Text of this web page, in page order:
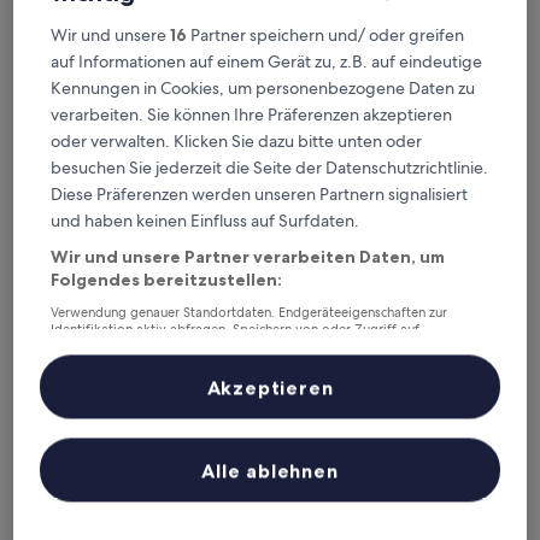
2. Moon Palace Hotel
Moon Palace Hotel
2,7 km von Bahnhof Garbagnate Milanese entfernt
7.0
10,
Gut,
(8
7,0/10 Gut (8 Bewertungen)
inkl. Steuern & Gebühren
Hotel Cyrano
Wir und unsere16 Partner speichern und/ oder greifen
auf Informationen auf einem Gerät zu, z.B. auf eindeutige
Kennungen in Cookies, um personenbezogene Daten zu
verarbeiten. Sie können Ihre Präferenzen akzeptieren
oder verwalten. Klicken Sie dazu bitte unten oder
besuchen Sie jederzeit die Seite der Datenschutzrichtlinie.
Diese Präferenzen werden unseren Partnern signalisiert
und haben keinen Einfluss auf Surfdaten.
Wir und unsere Partner verarbeiten Daten, um
Folgendes bereitzustellen:
Verwendung genauer Standortdaten. Endgeräteeigenschaften zur
Identifikation aktiv abfragen. Speichern von oder Zugriff auf
Inhalte, Messung von Werbeleistung und der Performance von Inhalten,
Zielgruppenforschung sowie Entwicklung und Verbesserung von
Liste der Partner (Lieferanten)
Alle ablehnen
Akzeptieren